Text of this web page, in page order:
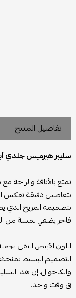
تفاصيل المنتج
سليبر هيرميس جلدي
تمتع بالأناقة
بتفاصيل دقيقة تعكس
بتصميمه المريح الذي
فاخر يضفي لمسة من
اللون الأبيض النقي
التصميم البسيط يمنحك
والكاجوال. إن هذا
في وقت واحد.